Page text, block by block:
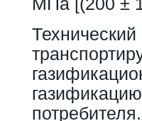
потребителя.